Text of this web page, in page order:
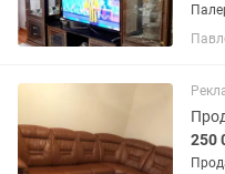
250